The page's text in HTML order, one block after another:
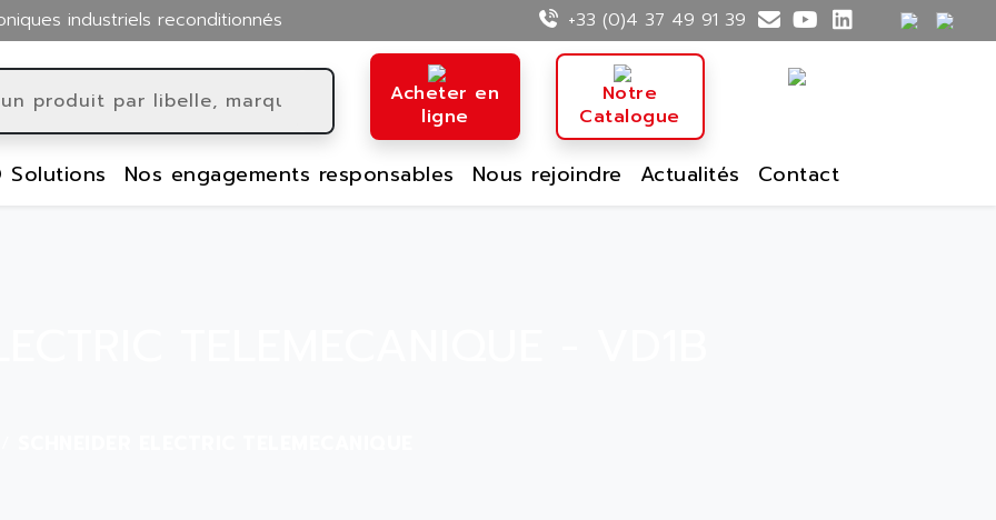
industriels reconditionnés +33 (0)4 37 49 91 39
Acheter en
ligne
Notre
Catalogue
Solutions Nos engagements responsables Nous rejoindre Actualités Contact